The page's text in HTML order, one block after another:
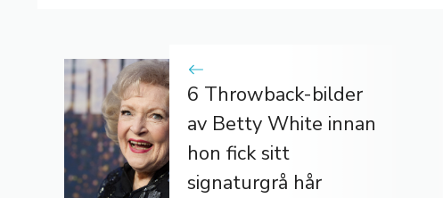
6 Throwback-bilder
av Betty White innan
hon fick sitt
signaturgrå hår